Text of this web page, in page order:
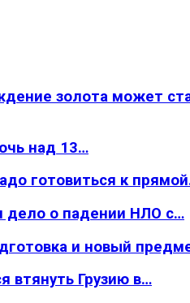
золота может
над 13…
готовиться к
дело о падении НЛО с…
и новый
втянуть Грузию в…